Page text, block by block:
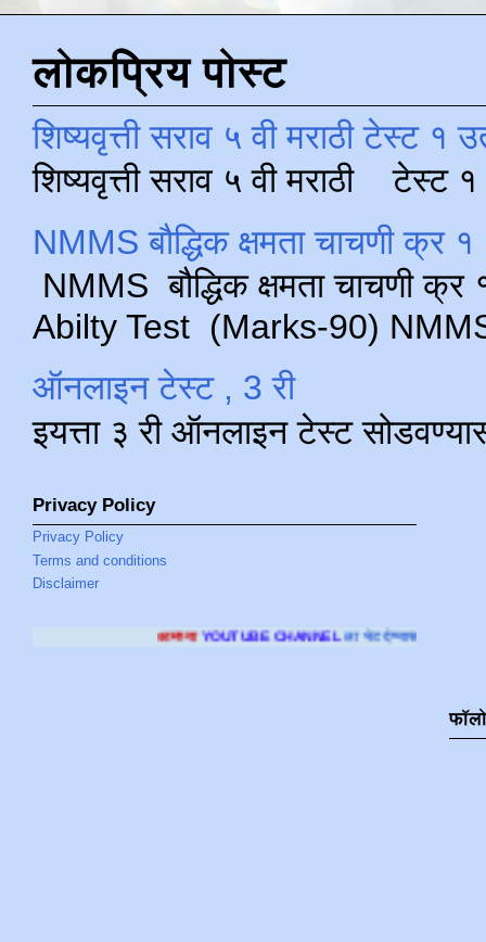
लोकप्रिय पोस्ट
शिष्यवृत्ती सराव ५ वी मराठी टेस्ट १
शिष्यवृत्ती सराव ५ वी मराठी टेस्ट
NMMS बौद्धिक क्षमता चाचणी क्र
NMMS बौद्धिक क्षमता चाचणी
Abilty Test (Marks-90) NMMS
ऑनलाइन टेस्ट , 3 री
इयत्ता ३ री ऑनलाइन टेस्ट
Privacy Policy
Privacy Policy
Terms and conditions
Disclaimer
YOUTUBE CHANNELला भेट देण्यासाठी क्लिक करा.